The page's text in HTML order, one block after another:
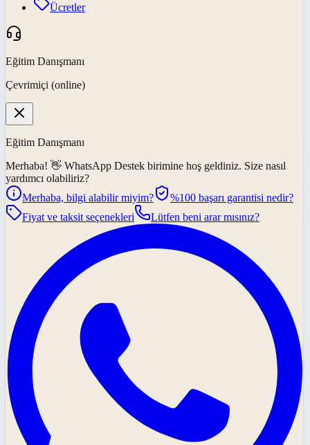
Ücretler
Eğitim Danışmanı
Çevrimiçi (online)
Eğitim Danışmanı
Merhaba! 👋 WhatsApp Destek birimine hoş geldiniz. Size nasıl
yardımcı olabiliriz?
Merhaba, bilgi alabilir miyim?
%100 başarı garantisi nedir?
Fiyat ve taksit seçenekleri
Lütfen beni arar mısınız?